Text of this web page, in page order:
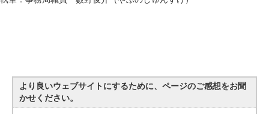
より良いウェブサイトにするために、ページのご感想をお聞
かせください。